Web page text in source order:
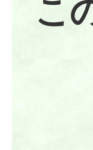
こ